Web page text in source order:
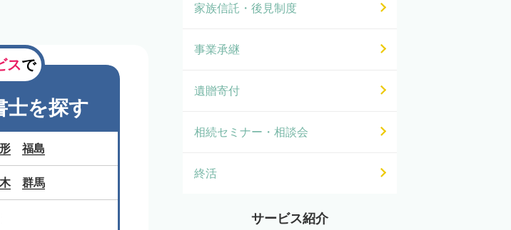
スで
士を探す
福島
群馬
家族信託・後見制度
事業承継
遺贈寄付
相続セミナー・相談会
終活
サービス紹介